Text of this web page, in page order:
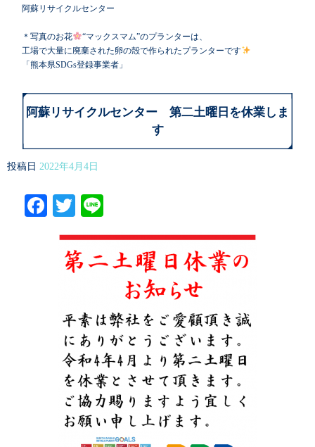
阿蘇リサイクルセンター
＊写真のお花
“マックスマム”のプランターは、
工場で大量に廃棄された卵の殻で作られたプランターです
「熊本県SDGs登録事業者」
阿蘇リサイクルセンター 第二土曜日を休業しま
す
投稿日 2022年4月4日
Facebook
Twitter